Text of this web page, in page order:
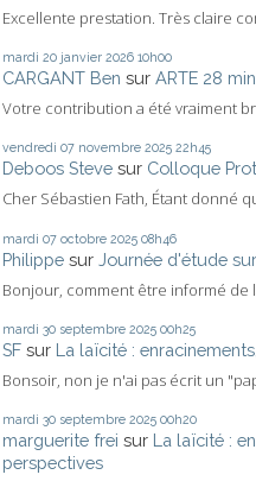
Excellente prestation. Très claire
mardi 20 janvier 2026 10h00
CARGANT Ben sur ARTE 28
Votre contribution a été vraiment
vendredi 07 novembre 2025 22h45
Deboos Steve sur Colloque
Cher Sébastien Fath, Étant donné
mardi 07 octobre 2025 08h46
Philippe sur Journée d'étude
Bonjour, comment être informé de
mardi 30 septembre 2025 00h25
SF sur La laïcité :
Bonsoir, non je n'ai pas écrit un
mardi 30 septembre 2025 00h20
marguerite frei sur La laïcité :
perspectives